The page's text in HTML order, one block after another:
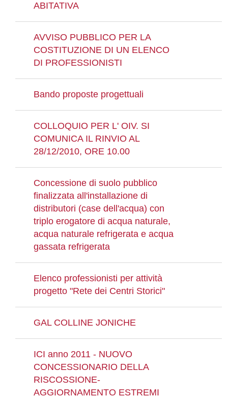
ABITATIVA
AVVISO PUBBLICO PER LA
COSTITUZIONE DI UN ELENCO
DI PROFESSIONISTI
Bando proposte progettuali
COLLOQUIO PER L' OIV. SI
COMUNICA IL RINVIO AL
28/12/2010, ORE 10.00
Concessione di suolo pubblico
finalizzata all'installazione di
distributori (case dell'acqua) con
triplo erogatore di acqua naturale,
acqua naturale refrigerata e acqua
gassata refrigerata
Elenco professionisti per attività
progetto "Rete dei Centri Storici"
GAL COLLINE JONICHE
ICI anno 2011 - NUOVO
CONCESSIONARIO DELLA
RISCOSSIONE-
AGGIORNAMENTO ESTREMI